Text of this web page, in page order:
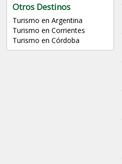
Otros Destinos
Turismo en Argentina
Turismo en Corrientes
Turismo en Córdoba